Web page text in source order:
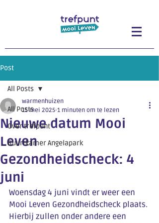
Post
All Posts
Over trefpunt
Buurtkamer Angelapark
All Posts
Nieuwe datum Mooi
Leven
Gezondheidscheck: 4
juni
warmenhuizen
15 mei 2025 1 minuten om te lezen
Woensdag 4 juni vindt er weer een
Mooi Leven Gezondheidscheck plaats.
Hierbij zullen onder andere een